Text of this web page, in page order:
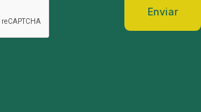
Enviar